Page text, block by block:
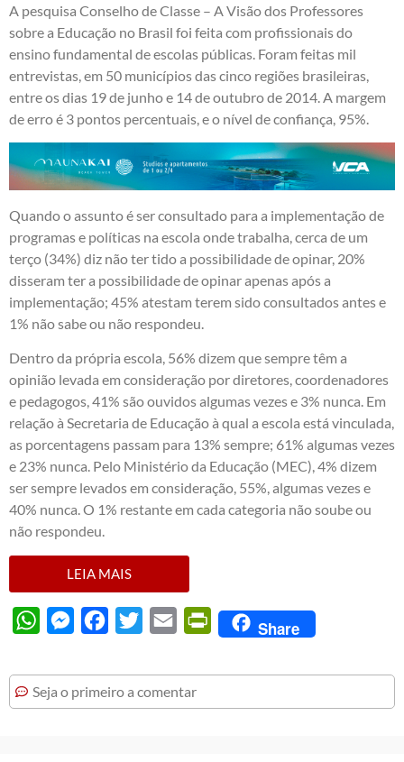
A pesquisa Conselho de Classe – A Visão dos Professores
sobre a Educação no Brasil foi feita com profissionais do
ensino fundamental de escolas públicas. Foram feitas mil
entrevistas, em 50 municípios das cinco regiões brasileiras,
entre os dias 19 de junho e 14 de outubro de 2014. A margem
de erro é 3 pontos percentuais, e o nível de confiança, 95%.
Quando o assunto é ser consultado para a implementação de
programas e políticas na escola onde trabalha, cerca de um
terço (34%) diz não ter tido a possibilidade de opinar, 20%
disseram ter a possibilidade de opinar apenas após a
implementação; 45% atestam terem sido consultados antes e
1% não sabe ou não respondeu.
Dentro da própria escola, 56% dizem que sempre têm a
opinião levada em consideração por diretores, coordenadores
e pedagogos, 41% são ouvidos algumas vezes e 3% nunca. Em
relação à Secretaria de Educação à qual a escola está vinculada,
as porcentagens passam para 13% sempre; 61% algumas vezes
e 23% nunca. Pelo Ministério da Educação (MEC), 4% dizem
ser sempre levados em consideração, 55%, algumas vezes e
40% nunca. O 1% restante em cada categoria não soube ou
não respondeu.
LEIA MAIS
WhatsAppMessengerFacebook
Twitter Email PrintFriendly
Share
Seja o primeiro a comentar